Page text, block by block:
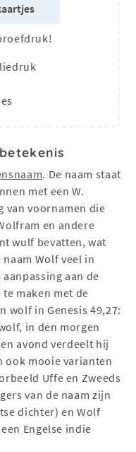
. De naam staat
met een W.
van voornamen die
en andere
wulf bevatten, wat
Wolf veel in
aan de
maken met de
wolf in Genesis 49,27:
in den morgen
avond verdeelt hij
ook mooie varianten
Uffe en Zweeds
van de naam zijn
dichter) en Wolf
Engelse indie